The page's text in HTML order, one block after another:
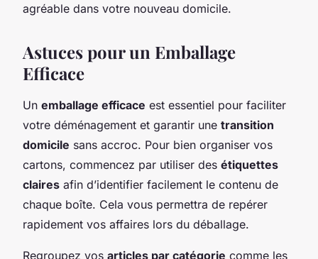
agréable dans votre nouveau domicile.
Astuces pour un Emballage
Efficace
Un emballage efficace est essentiel pour faciliter
votre déménagement et garantir une transition
domicile sans accroc. Pour bien organiser vos
cartons, commencez par utiliser des étiquettes
claires afin d’identifier facilement le contenu de
chaque boîte. Cela vous permettra de repérer
rapidement vos affaires lors du déballage.
Regroupez vos articles par catégorie comme les